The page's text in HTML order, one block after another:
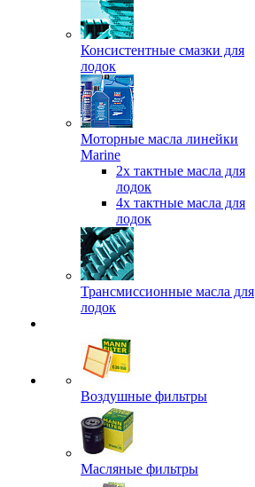
Консистентные смазки для
лодок
Моторные масла линейки
Marine
2х тактные масла для
лодок
4х тактные масла для
лодок
Трансмиссионные масла для
лодок
Воздушные фильтры
Масляные фильтры